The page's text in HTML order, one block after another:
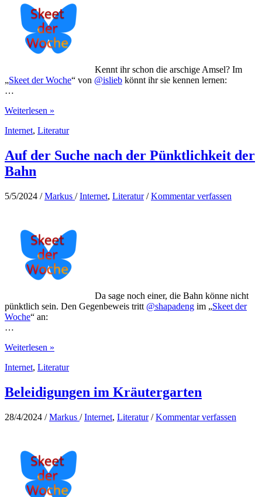
Kennt ihr schon die arschige Amsel? Im
„Skeet der Woche“ von @islieb könnt ihr sie kennen lernen:
…
Die
Amsel
Weiterlesen »
Internet, Literatur
Auf der Suche nach der Pünktlichkeit der
Bahn
5/5/2024 /Markus /Internet, Literatur/Kommentar verfassen
Da sage noch einer, die Bahn könne nicht
pünktlich sein. Den Gegenbeweis tritt @shapadeng im „Skeet der
Woche“ an:
…
Auf
Suche
der
Pünktlichkeit
Bahn
Weiterlesen »
Internet, Literatur
Beleidigungen im Kräutergarten
28/4/2024 /Markus /Internet, Literatur/Kommentar verfassen